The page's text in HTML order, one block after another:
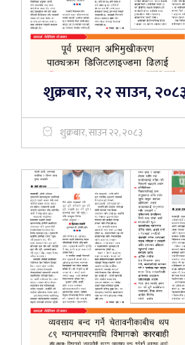
शुक्रबार, २२ साउन,
शुक्रबार, साउन २२, २०८३